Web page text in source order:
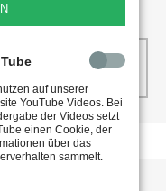
auf unserer
YouTube Videos. Bei
der Videos setzt
einen Cookie, der
über das
sammelt.